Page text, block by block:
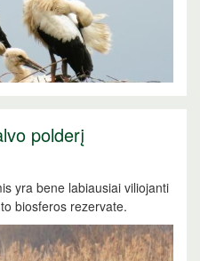
polderį
yra bene labiausiai viliojanti
biosferos rezervate.